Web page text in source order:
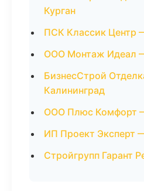
Курган
ПСК Классик Центр
ООО Монтаж Идеал
БизнесСтрой
Калининград
ООО Плюс Комфорт
ИП Проект Эксперт
Стройгрупп Гарант